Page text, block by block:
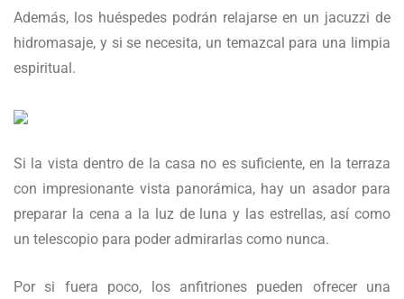
Además, los huéspedes podrán relajarse en un jacuzzi de
hidromasaje, y si se necesita, un temazcal para una limpia
espiritual.
Si la vista dentro de la casa no es suficiente, en la terraza
con impresionante vista panorámica, hay un asador para
preparar la cena a la luz de luna y las estrellas, así como
un telescopio para poder admirarlas como nunca.
Por si fuera poco, los anfitriones pueden ofrecer una